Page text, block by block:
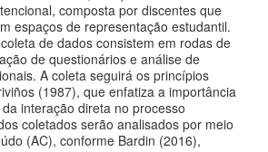
composta por discentes que
espaços de representação estudantil.
de dados consistem em rodas de
de questionários e análise de
A coleta seguirá os princípios
(1987), que enfatiza a importância
interação direta no processo
coletados serão analisados por meio
(AC), conforme Bardin (2016),